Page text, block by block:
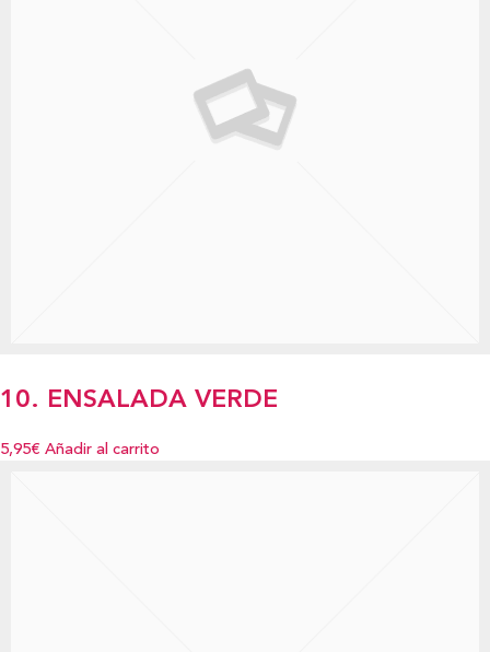
10. ENSALADA VERDE
5,95€ Añadir al carrito